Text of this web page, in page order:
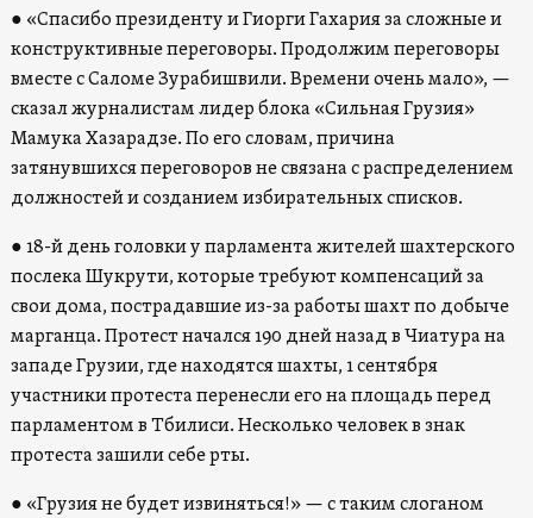
● «Спасибо президенту и Гиорги Гахария за сложные и
конструктивные переговоры. Продолжим переговоры
вместе с Саломе Зурабишвили. Времени очень мало», —
сказал журналистам лидер блока «Сильная Грузия»
Мамука Хазарадзе. По его словам, причина
затянувшихся переговоров не связана с распределением
должностей и созданием избирательных списков.
● 18-й день головки у парламента жителей шахтерского
послека Шукрути, которые требуют компенсаций за
свои дома, пострадавшие из-за работы шахт по добыче
марганца. Протест начался 190 дней назад в Чиатура на
западе Грузии, где находятся шахты, 1 сентября
участники протеста перенесли его на площадь перед
парламентом в Тбилиси. Несколько человек в знак
протеста зашили себе рты.
● «Грузия не будет извиняться!» — с таким слоганом